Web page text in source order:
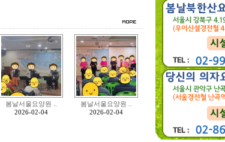
봄날서울요양원 ..
2026-02-04
봄날서울요양원 ..
2026-02-04